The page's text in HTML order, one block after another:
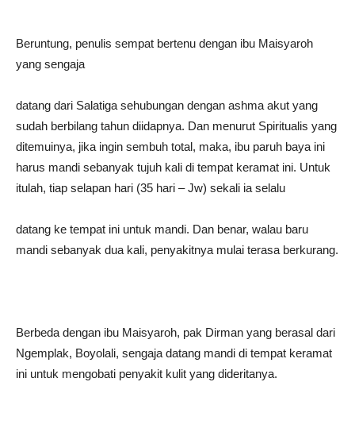
Beruntung, penulis sempat bertenu dengan ibu Maisyaroh
yang sengaja
datang dari Salatiga sehubungan dengan ashma akut yang
sudah berbilang tahun diidapnya. Dan menurut Spiritualis yang
ditemuinya, jika ingin sembuh total, maka, ibu paruh baya ini
harus mandi sebanyak tujuh kali di tempat keramat ini. Untuk
itulah, tiap selapan hari (35 hari – Jw) sekali ia selalu
datang ke tempat ini untuk mandi. Dan benar, walau baru
mandi sebanyak dua kali, penyakitnya mulai terasa berkurang.
Berbeda dengan ibu Maisyaroh, pak Dirman yang berasal dari
Ngemplak, Boyolali, sengaja datang mandi di tempat keramat
ini untuk mengobati penyakit kulit yang dideritanya.